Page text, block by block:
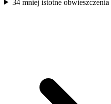
34 mniej istotne obwieszczenia